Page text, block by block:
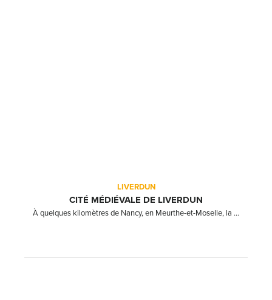
LIVERDUN
CITÉ MÉDIÉVALE DE LIVERDUN
À quelques kilomètres de Nancy, en Meurthe-et-Moselle, la ...